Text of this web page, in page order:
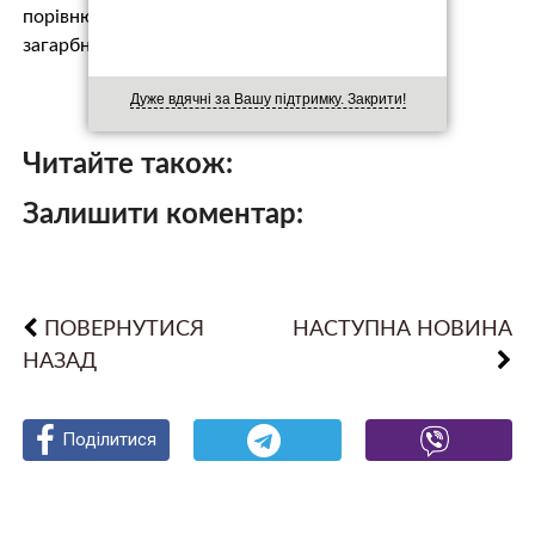
Дуже вдячні за Вашу підтримку. Закрити!
порівнювати з цією броньованою машиною. У
загарбників є на озброє…
Читайте також:
Залишити коментар:
ПОВЕРНУТИСЯ
НАЗАД
НАСТУПНА НОВИНА
Поділитися
Поділитися
Поділитися